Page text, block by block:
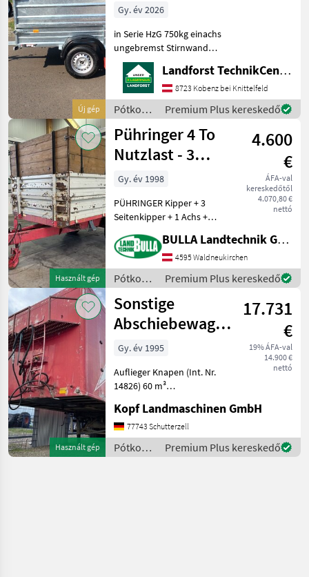
Új gép
Gy. év 2026
in Serie HzG 750kg einachs
ungebremst Stirnwand
klappbar Aufsatzwände
600mm Flachplane grau
Um Ihnen unnötige
Wartezeiten oder
Wegstrecken zu ersparen,
bitten wir
Landforst TechnikCenter Knittelfeld
8723 Kobenz bei Knittelfeld
Pótkocsik
/
Pongratz
Premium Plus kereskedő
Használt gép
Pühringer 4 To
Nutzlast - 3
Seitenkipper
4.600
€
ÁFA-val
kereskedőtől
4.070,80 €
nettó
Gy. év 1998
PÜHRINGER Kipper + 3
Seitenkipper + 1 Achs +
m + Stahlbordwand - 2x 40
cm + Holzaufsatzwand 70
cm + Gesamtgewicht 5100
kg + Nutzlast
BULLA Landtechnik GmbH
4595 Waldneukirchen
Pótkocsik
/
Pühringer
Premium Plus kereskedő
Használt gép
Sonstige
Abschiebewagen
-
Schubbodenanhänger
Knapen 60m³
17.731
€
19% ÁFA-val
14.900 €
nettó
Gy. év 1995
Auflieger Knapen (Int. Nr.
14826) 60 m³
Schubbodenanhänger
Lenkachse / Liftachse
Baujahr 1995 3-Achs
Bereifung 385/65/22, 5 60m³
Kopf Landmaschinen GmbH
77743 Schutterzell
Pótkocsik
/
Premium Plus kereskedő